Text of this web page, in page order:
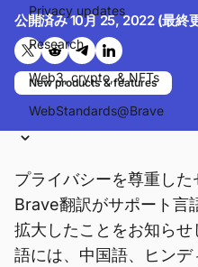
Privacy updates
Research
Web3, crypto, & NFTs
WebStandards@Brave
公開済み10月 25, 2022 (最終
Twitterで共有する
Reddit で共有
Telegramで共有
LinkedInで共有
New products & features
プライバシーを尊重した
Brave翻訳がサポート言
拡大したことをお知ら
語には、中国語、ヒン